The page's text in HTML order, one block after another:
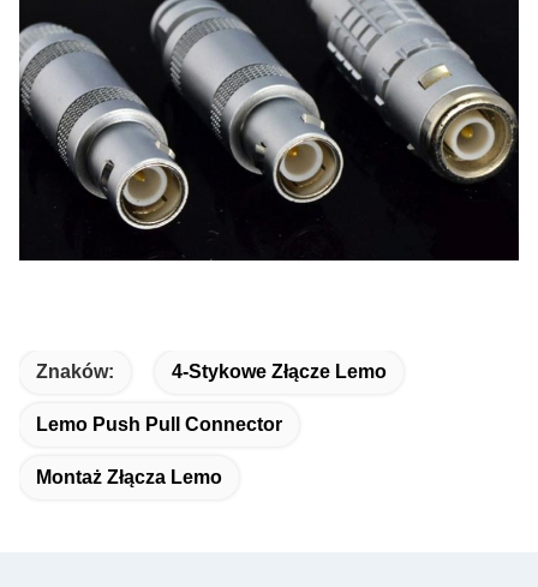
Znaków: 4-Stykowe Złącze Lemo
Lemo Push Pull Connector
Montaż Złącza Lemo